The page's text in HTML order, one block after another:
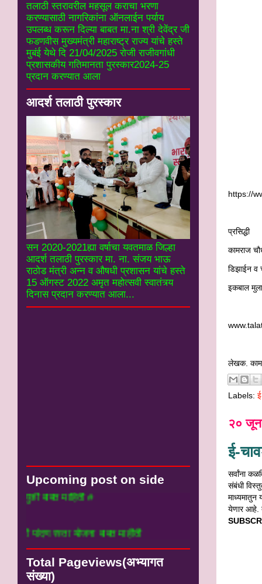
https://
प्रसिद्धी
कामराज
डिझाईन व
इकबाल
लेखक.
Labels:
२०
ई-
सर्वांना
संबंधी
माध्यमातुन
येणार आहे.
तलाठी स्तरावरील महसूल कराचा भरणा
करण्यासाठी नागरिकांना ऑनलाईन पर्याय
उपलब्ध करून दिल्या बाबत मा.ना श्री देवेंद्र जी
फडणवीस मुख्यमंत्री महाराष्ट्र राज्य यांचे हस्ते
मुबंई येथे दि 21/04/2025 रोजी राजीवगांधी
प्रशासकीय गतिमानता पुरस्कार2024-25
प्रदान करण्यात आला
आदर्श तलाठी पुरस्कार
सन 2020-2021ह्या वर्षाचा यवतमाळ जिल्हा
आदर्श तलाठी पुरस्कार मा. ना. संजय भाऊ
राठोड मंत्री अन्न व औषधी प्रशासन यांचे हस्ते
15 ऑगस्ट 2022 अमृत महोत्सवी स्वातंत्र्य
दिनास प्रदान करण्यात आला...
Upcoming post on side
माहिती #
योजना बाबत माहीती
Total Pageviews(अभ्यागत
संख्या)